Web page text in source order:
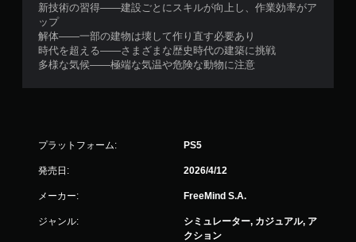
新技術の習得——建設ごとにスキルが向上し、作業効率がア
ップ
解体——一部の建物は壊して作り直す必要あり
時代を超える——さまざまな歴史時代の建築に挑戦
多様な気候——極端な気温や危険な動物に注意
プラットフォーム: PS5
発売日: 2026/4/12
メーカー: FreeMind S.A.
ジャンル:
シミュレーター, カジュアル, ア
クション